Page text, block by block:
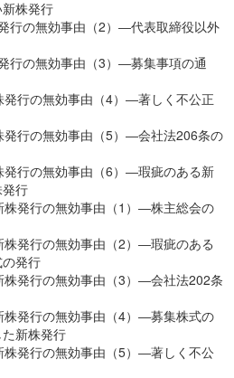
株発行
行の無効事由（2）―代表取締役以外
の無効事由（3）―募集事項の通
行の無効事由（4）―著しく不公正
行の無効事由（5）―会社法206条の
行の無効事由（6）―瑕疵のある新
行
発行の無効事由（1）―株主総会の
発行の無効事由（2）―瑕疵のある
発行
発行の無効事由（3）―会社法202条
発行の無効事由（4）―募集株式の
新株発行
発行の無効事由（5）―著しく不公